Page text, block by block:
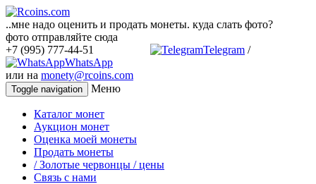
..мне надо оценить и продать монеты. куда слать фото?
фото отправляйте сюда
+7 (995) 777-44-51
Telegram /
WhatsApp
или на monety@rcoins.com
Toggle navigation Меню
Каталог монет
Аукцион монет
Оценка моей монеты
Продать монеты
/ Золотые червонцы / цены
Связь с нами